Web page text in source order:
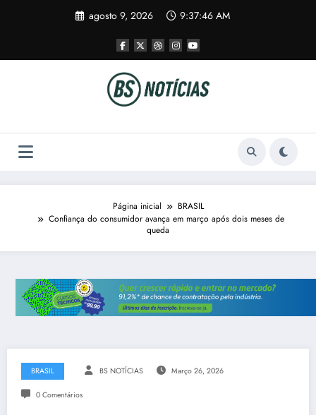
agosto 9, 2026 9:37:46 AM
Página inicial
BRASIL
Confiança do consumidor avança em março após dois meses de
queda
BRASIL BS NOTÍCIAS Março 26, 2026
0 Comentários